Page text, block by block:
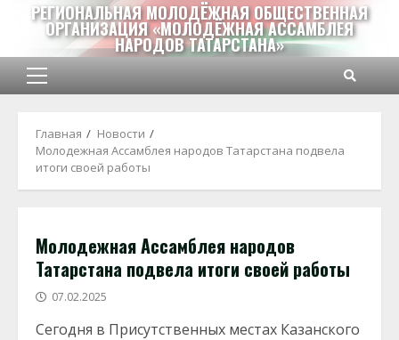
Перейти
содержимому
РЕГИОНАЛЬНАЯ МОЛОДЁЖНАЯ ОБЩЕСТВЕННАЯ
ОРГАНИЗАЦИЯ «МОЛОДЁЖНАЯ АССАМБЛЕЯ
НАРОДОВ ТАТАРСТАНА»
Основное
Главная
Новости
Молодежная Ассамблея народов Татарстана подвела
итоги своей работы
Молодежная Ассамблея народов
Татарстана подвела итоги своей работы
07.02.2025
Сегодня в Присутственных местах Казанского